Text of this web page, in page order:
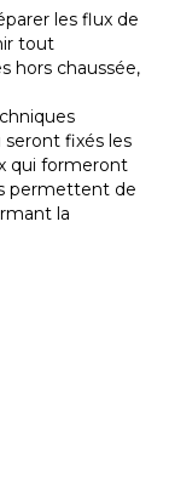
les flux de
tout
hors chaussée,
fixés les
qui formeront
permettent de
la